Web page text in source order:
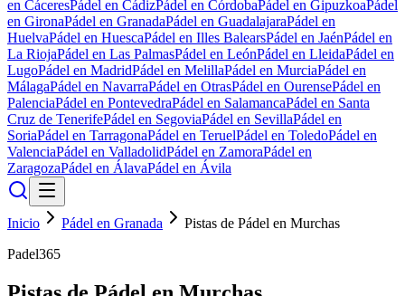
en CáceresPádel en CádizPádel en CórdobaPádel en GipuzkoaPádel
en GironaPádel en GranadaPádel en GuadalajaraPádel en
HuelvaPádel en HuescaPádel en Illes BalearsPádel en JaénPádel en
La RiojaPádel en Las PalmasPádel en LeónPádel en LleidaPádel en
LugoPádel en MadridPádel en MelillaPádel en MurciaPádel en
MálagaPádel en NavarraPádel en OtrasPádel en OurensePádel en
PalenciaPádel en PontevedraPádel en SalamancaPádel en Santa
Cruz de TenerifePádel en SegoviaPádel en SevillaPádel en
SoriaPádel en TarragonaPádel en TeruelPádel en ToledoPádel en
ValenciaPádel en ValladolidPádel en ZamoraPádel en
ZaragozaPádel en ÁlavaPádel en Ávila
Inicio Pádel en Granada
Pistas de Pádel en Murchas
Padel365